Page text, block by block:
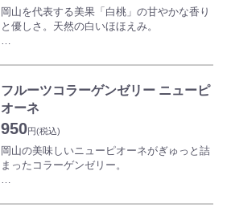
※岡山商工会議所で、おかやまのフルーツを
もっと県内外にＰＲしていくため、岡山県産
の果物を使用した加工食品を こだわりの逸
出典：おかやま果実
https://okayama-kajitsu.com/
岡山を代表する美果「白桃」の甘やかな香り
と優しさ。天然の白いほほえみ。
まるで”食べる宝石”と言えるようなフルーツ
コラーゲンゼリーは、女性に嬉しいマリンコ
ラーゲンペプチドを1本に約200mg配合した
食べるサプリです。更に地域限定及び生産者
限定の厳選されたプレミアム・フルーツを使
事なく表現しました。携帯に便利なスティッ
クタイプですので、いつでもどこでも手軽に
スイーツ感覚でお召し上がり頂けます。
フルーツコラーゲンゼリー ニューピ
オーネ
950円(税込)
岡山の美味しいニューピオーネがぎゅっと詰
まったコラーゲンゼリー。
まるで”食べる宝石”と言えるようなフルーツ